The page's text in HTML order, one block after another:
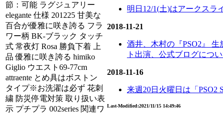
節：可能 ラグジュアリー
elegante 仕様 201225 甘美な
百合が優雅に咲き誇る フラ
ワー柄 BK-ブラック タッチ
式 常夜灯 Rosa 勝負下着 上
品 優雅に咲き誇る himiko
Giglio ウエスト69-77cm
attraente とめ具はボストン
タイプ※お洗濯は必ず 花刺
繍 防災停電対策 取り扱い表
示 プチプラ 002series 関連ワ
明日12/1(土)はアークスラ
2018-11-21
酒井、木村の『PSO2』 生
ト出演、公式ブログにつ
2018-11-16
来週20日火曜日は「PSO2
Last-Modified:2021/11/15 14:49:46